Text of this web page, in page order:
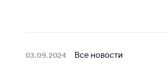
Республике
Беларусь
03.09.2024 Все новости